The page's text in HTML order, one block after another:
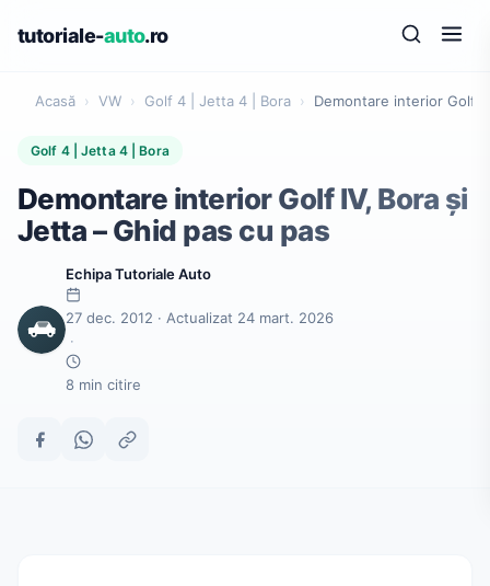
tutoriale-auto.ro
Acasă › VW › Golf 4 | Jetta 4 | Bora › Demontare interior Golf
Golf 4 | Jetta 4 | Bora
Demontare interior Golf IV, Bora și
Jetta – Ghid pas cu pas
Echipa Tutoriale Auto
27 dec. 2012 · Actualizat 24 mart. 2026
·
8 min citire